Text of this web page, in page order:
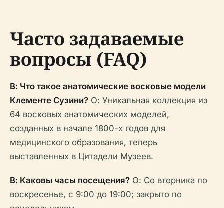
Часто задаваемые
вопросы (FAQ)
В: Что такое анатомические восковые модели
Клементе Сузини? О: Уникальная коллекция из
64 восковых анатомических моделей,
созданных в начале 1800-х годов для
медицинского образования, теперь
выставленных в Цитадели Музеев.
В: Каковы часы посещения? О: Со вторника по
воскресенье, с 9:00 до 19:00; закрыто по